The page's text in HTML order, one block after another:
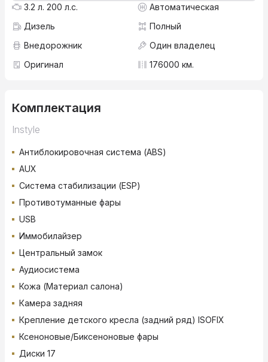
3.2 л. 200 л.с.
Автоматическая
Дизель
Полный
Внедорожник
Один владелец
Оригинал
176000 км.
Комплектация
Instyle
Антиблокировочная система (ABS)
AUX
Система стабилизации (ESP)
Противотуманные фары
USB
Иммобилайзер
Центральный замок
Аудиосистема
Кожа (Материал салона)
Камера задняя
Крепление детского кресла (задний ряд) ISOFIX
Ксеноновые/Биксеноновые фары
Диски 17